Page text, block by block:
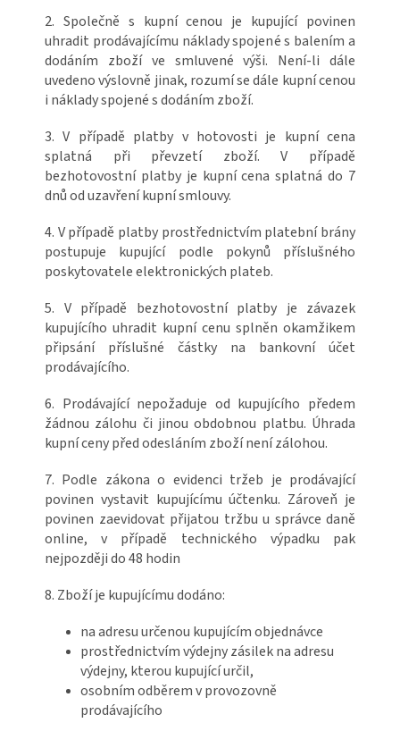
2. Společně s kupní cenou je kupující povinen
uhradit prodávajícímu náklady spojené s balením a
dodáním zboží ve smluvené výši. Není-li dále
uvedeno výslovně jinak, rozumí se dále kupní cenou
i náklady spojené s dodáním zboží.
3. V případě platby v hotovosti je kupní cena
splatná při převzetí zboží. V případě
bezhotovostní platby je kupní cena splatná do 7
dnů od uzavření kupní smlouvy.
4. V případě platby prostřednictvím platební brány
postupuje kupující podle pokynů příslušného
poskytovatele elektronických plateb.
5. V případě bezhotovostní platby je závazek
kupujícího uhradit kupní cenu splněn okamžikem
připsání příslušné částky na bankovní účet
prodávajícího.
6. Prodávající nepožaduje od kupujícího předem
žádnou zálohu či jinou obdobnou platbu. Úhrada
kupní ceny před odesláním zboží není zálohou.
7. Podle zákona o evidenci tržeb je prodávající
povinen vystavit kupujícímu účtenku. Zároveň je
povinen zaevidovat přijatou tržbu u správce daně
online, v případě technického výpadku pak
nejpozději do 48 hodin
8. Zboží je kupujícímu dodáno:
na adresu určenou kupujícím objednávce
prostřednictvím výdejny zásilek na adresu
výdejny, kterou kupující určil,
osobním odběrem v provozovně
prodávajícího